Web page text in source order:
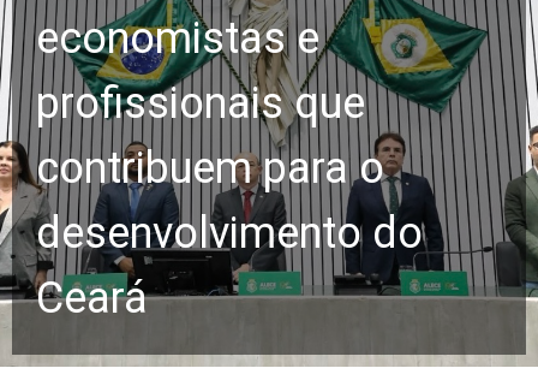
economistas e
profissionais que
contribuem para o
desenvolvimento do
Ceará